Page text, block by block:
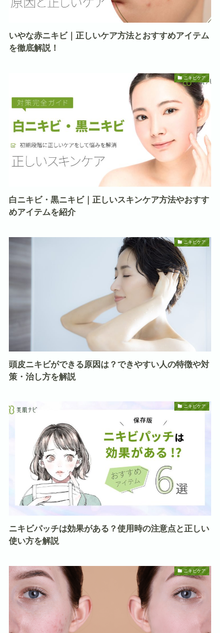
いやな赤ニキビ｜正しいケア方法とおすすめアイテム
を徹底解説！
ニキビケア
白ニキビ・黒ニキビ｜正しいスキンケア方法やおすす
めアイテムを紹介
ニキビケア
頭皮ニキビができる原因は？できやすい人の特徴や対
策・治し方を解説
ニキビケア
ニキビパッチは効果がある？使用時の注意点と正しい
使い方を解説
ニキビケア